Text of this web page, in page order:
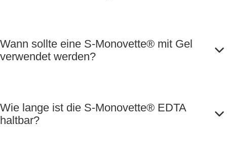
Wann sollte eine S-Monovette® mit Gel
verwendet werden?
Wie lange ist die S-Monovette® EDTA
haltbar?